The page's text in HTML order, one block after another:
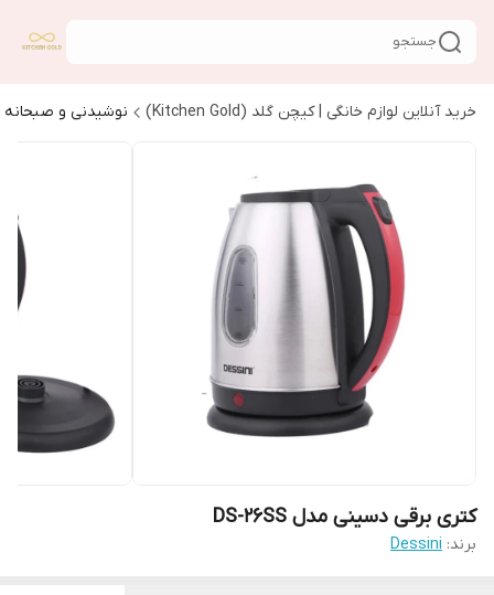
جستجو
خرید آنلاین لوازم خانگی | کیچن گلد (Kitchen Gold) نوشیدنی و صبحانه
کتری برقی دسینی مدل DS-26SS
برند: Dessini